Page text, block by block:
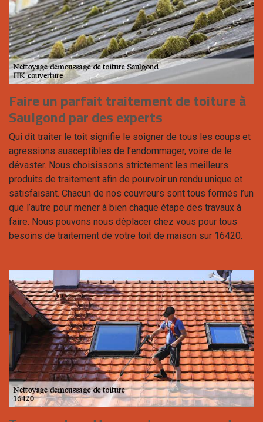
Faire un parfait traitement de toiture à
Saulgond par des experts
Qui dit traiter le toit signifie le soigner de tous les coups et
agressions susceptibles de l’endommager, voire de le
dévaster. Nous choisissons strictement les meilleurs
produits de traitement afin de pourvoir un rendu unique et
satisfaisant. Chacun de nos couvreurs sont tous formés l’un
que l’autre pour mener à bien chaque étape des travaux à
faire. Nous pouvons nous déplacer chez vous pour tous
besoins de traitement de votre toit de maison sur 16420.